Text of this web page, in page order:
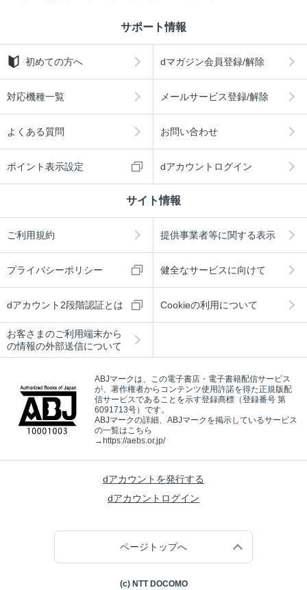
サポート情報
初めての方へ dマガジン会員登録/解除
対応機種一覧 メールサービス登録/解除
よくある質問 お問い合わせ
ポイント表示設定 dアカウントログイン
サイト情報
ご利用規約 提供事業者等に関する表示
プライバシーポリシー 健全なサービスに向けて
dアカウント2段階認証とは Cookieの利用について
お客さまのご利用端末から
の情報の外部送信について
ABJマークは、この電子書店・電子書籍配信サービス
が、著作権者からコンテンツ使用許諾を得た正規版配
信サービスであることを示す登録商標（登録番号 第
6091713号）です。
ABJマークの詳細、ABJマークを掲示しているサービス
の一覧はこちら
→ https://aebs.or.jp/
dアカウントを発行する
dアカウントログイン
ページトップへ
(c) NTT DOCOMO